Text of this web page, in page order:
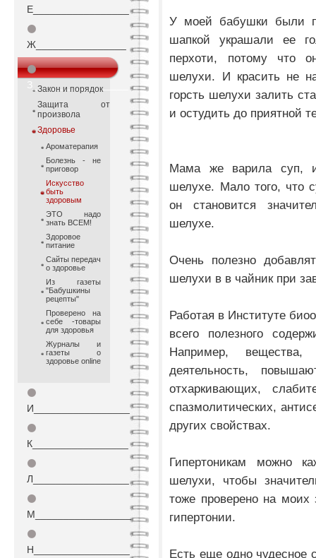
Е_________________
⚫
Ж________________
⚫
З_________________
Закон и порядок
Защита от
произвола
Здоровье
Ароматерапия
Болезнь - не
приговор
Искусство
быть
здоровым
ЭТО надо
знать ВСЕМ!
Здоровое
питание
Сайты передач
о здоровье
Из газеты
"Бабушкины
рецепты"
Проверено на
себе -товары
для здоровья
Журналы и
газеты о
здоровье online
⚫
И_________________
⚫
К_________________
⚫
Л_________________
⚫
М_________________
⚫
Н_________________
У моей бабушки были
шапкой украшали ее
перхоти, потому что
шелухи. И красить не
горсть шелухи залить
и остудить до приятной
Мама же варила суп,
шелухе. Мало того, что
он становится
шелухе.
Очень полезно
шелухи в в чайник при
Работая в Институте
всего полезного
Например, вещества,
деятельность,
отхаркивающих,
спазмолитических,
других свойствах.
Гипертоникам можно
шелухи, чтобы
тоже проверено на моих
гипертонии.
Есть еще одно чудесное